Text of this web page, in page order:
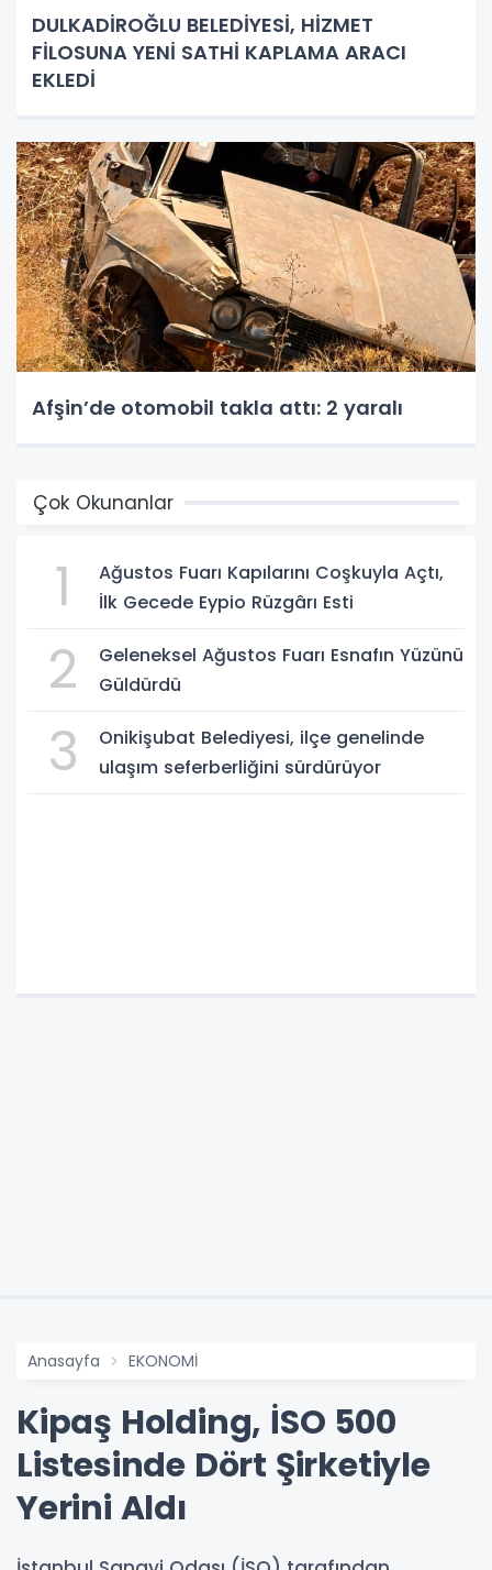
DULKADİROĞLU BELEDİYESİ, HİZMET
FİLOSUNA YENİ SATHİ KAPLAMA ARACI
EKLEDİ
Afşin’de otomobil takla attı: 2 yaralı
Çok Okunanlar
1
Ağustos Fuarı Kapılarını Coşkuyla Açtı,
İlk Gecede Eypio Rüzgârı Esti
2
Geleneksel Ağustos Fuarı Esnafın Yüzünü
Güldürdü
3
Onikişubat Belediyesi, ilçe genelinde
ulaşım seferberliğini sürdürüyor
Anasayfa EKONOMİ
Kipaş Holding, İSO 500
Listesinde Dört Şirketiyle
Yerini Aldı